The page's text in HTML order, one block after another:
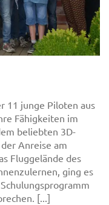
11 junge Piloten aus
Fähigkeiten im
beliebten 3D-
Anreise am
Fluggelände des
ging es
[...]